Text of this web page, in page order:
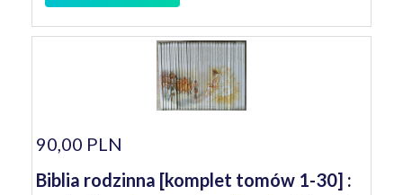
90,00 PLN
Biblia rodzinna [komplet tomów 1-30] :